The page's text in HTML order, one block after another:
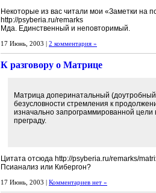
Некоторые из вас читали мои «Заметки на
http://psyberia.ru/remarks
Мда. Единственный и неповторимый.
17 Июнь, 2003 | 2 комментария »
К разговору о Матрице
Матрица доперинатальный
безусловности стремления к
изначально запрограммированной
преграду.
Цитата отсюда http://psyberia.ru/remarks/
Псианализ или Кибергон?
17 Июнь, 2003 | Комментариев нет »